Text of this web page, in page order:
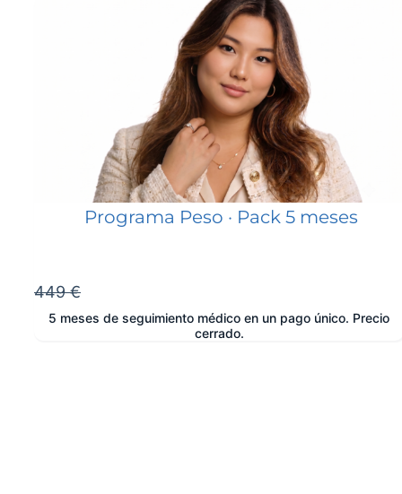
Programa Peso · Pack 5 meses
449 €
5 meses de seguimiento médico en un pago único. Precio
cerrado.